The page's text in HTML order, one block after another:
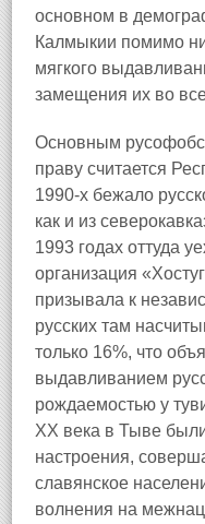
основном в
Калмыкии помимо
мягкого
замещения их во
Основным
праву считается
1990-х бежало
как и из
1993 годах оттуда
организация
призывала к
русских там
только 16%, что
выдавливанием
рождаемостью у
XX века в Тыве
настроения,
славянское
волнения на